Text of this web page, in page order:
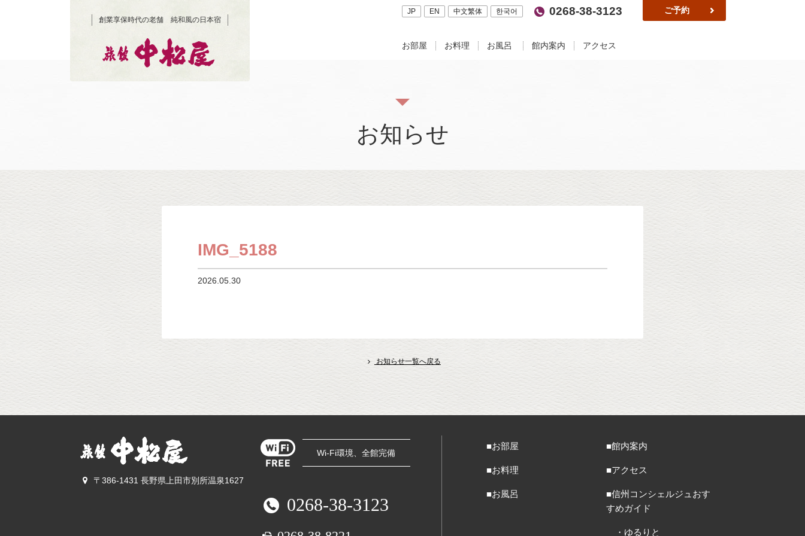
創業享保時代の老舗 純和風の日本宿
ご予約
0268-38-3123
JP EN 中文繁体 한국어
お部屋 お料理 お風呂 館内案内 アクセス
お知らせ
IMG_5188
2026.05.30
お知らせ一覧へ戻る
〒386-1431 長野県上田市別所温泉1627
Wi-Fi環境、全館完備
0268-38-3123
■お部屋
■お料理
■お風呂
■館内案内
■アクセス
■信州コンシェルジュおす
すめガイド
・ゆるりと